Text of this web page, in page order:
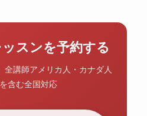
スンを予約する
全講師アメリカ人・カナダ人
含む全国対応